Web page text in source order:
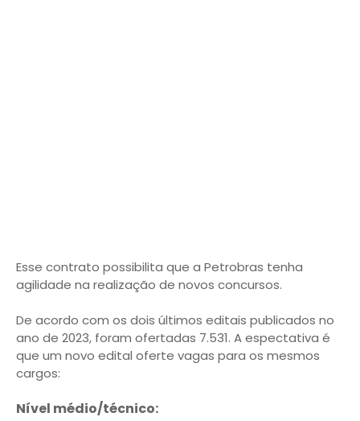
Esse contrato possibilita que a Petrobras tenha
agilidade na realização de novos concursos.
De acordo com os dois últimos editais publicados no
ano de 2023, foram ofertadas 7.531. A espectativa é
que um novo edital oferte vagas para os mesmos
cargos:
Nível médio/técnico: